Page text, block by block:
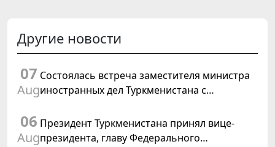
Другие новости
07
Aug
Состоялась встреча заместителя министра
иностранных дел Туркменистана с
Туркменистане
06
Aug
Президент Туркменистана принял вице-
президента, главу Федерального